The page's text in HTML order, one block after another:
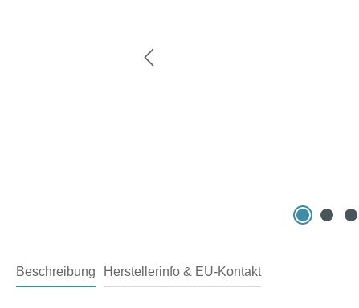
Beschreibung Herstellerinfo & EU-Kontakt